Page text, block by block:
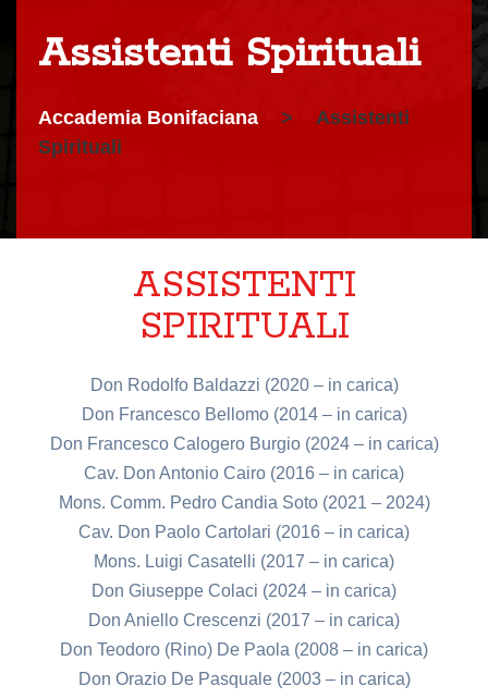
Assistenti Spirituali
Accademia Bonifaciana >
Assistenti
Spirituali
ASSISTENTI
SPIRITUALI
Don Rodolfo Baldazzi (2020 – in carica)
Don Francesco Bellomo (2014 – in carica)
Don Francesco Calogero Burgio (2024 – in carica)
Cav. Don Antonio Cairo (2016 – in carica)
Mons. Comm. Pedro Candia Soto (2021 – 2024)
Cav. Don Paolo Cartolari (2016 – in carica)
Mons. Luigi Casatelli (2017 – in carica)
Don Giuseppe Colaci (2024 – in carica)
Don Aniello Crescenzi (2017 – in carica)
Don Teodoro (Rino) De Paola (2008 – in carica)
Don Orazio De Pasquale (2003 – in carica)